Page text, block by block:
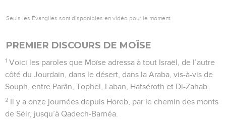
Seuls les Évangiles sont disponibles en vidéo pour le moment.
PREMIER DISCOURS DE MOÏSE
1 Voici les paroles que Moïse adressa à tout Israël, de l’autre
côté du Jourdain, dans le désert, dans la Araba, vis-à-vis de
Souph, entre Parân, Tophel, Laban, Hatséroth et Di-Zahab.
2 Il y a onze journées depuis Horeb, par le chemin des monts
de Séir, jusqu’à Qadech-Barnéa.